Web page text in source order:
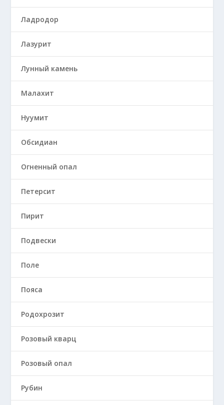
Ладродор
Лазурит
Лунный камень
Малахит
Нуумит
Обсидиан
Огненный опал
Петерсит
Пирит
Подвески
Поле
Пояса
Родохрозит
Розовый кварц
Розовый опал
Рубин